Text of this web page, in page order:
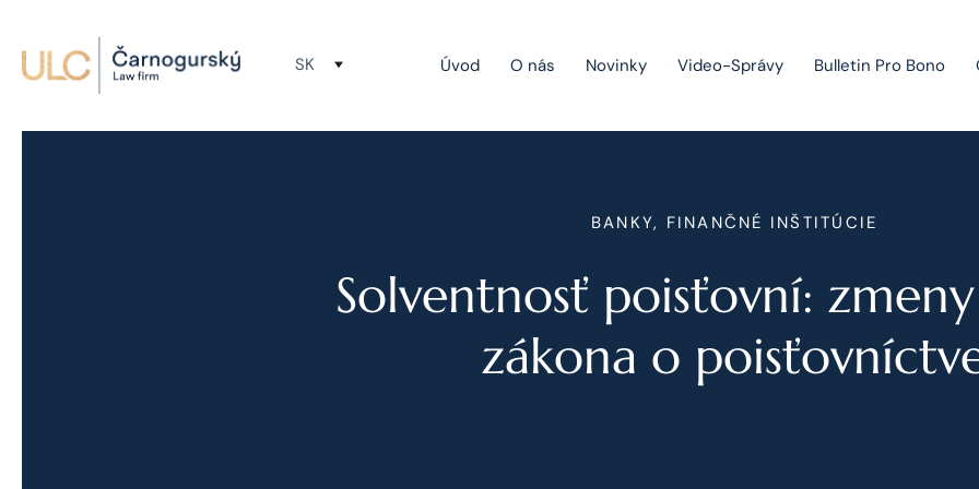
SK Úvod O nás Novinky Video-Správy Bulletin Pro Bono
Fúzie a akvizície
Právo obchodných spoločností
Právo hospodárskej súťaže
BANKY, FINANČNÉ INŠTITÚCIE
Solventnosť poisťovní:
zákona o